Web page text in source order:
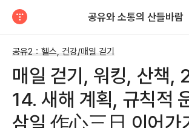
공유와 소통의 산들바람
공유2：헬스, 건강/매일 걷기
매일 걷기, 워킹, 산책
14. 새해 계획, 규칙적
삼일 作心三日 이어가